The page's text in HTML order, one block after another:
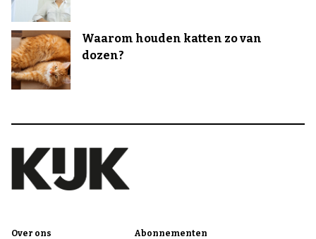
Waarom houden katten zo van
dozen?
Over ons Abonnementen